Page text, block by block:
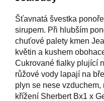
Šťavnatá švestka
sirupem. Při hlubším
chuťové palety kmen
květin a kushem
Cukrované fialky plující
růžové vody lapají na
plyn se nese
křížení Sherbert Bx1 x